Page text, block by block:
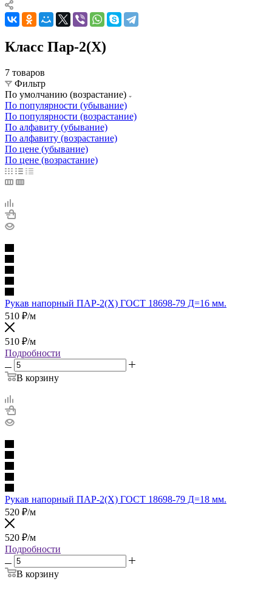
Класс Пар-2(Х)
7 товаров
Фильтр
По умолчанию (возрастание)
По популярности (убывание)
По популярности (возрастание)
По алфавиту (убывание)
По алфавиту (возрастание)
По цене (убывание)
По цене (возрастание)
Рукав напорный ПАР-2(Х) ГОСТ 18698-79 Д=16 мм.
510 ₽/м
510 ₽/м
Подробности
В корзину
Рукав напорный ПАР-2(Х) ГОСТ 18698-79 Д=18 мм.
520 ₽/м
520 ₽/м
Подробности
В корзину